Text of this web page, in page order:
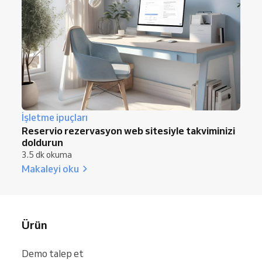
İşletme ipuçları
Reservio rezervasyon web sitesiyle takviminizi
doldurun
3.5 dk okuma
Makaleyi oku
Ürün
Demo talep et